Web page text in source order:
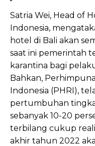
Satria Wei, Head of
Indonesia,
hotel di Bali akan
saat ini pemerintah
karantina bagi
Bahkan,
Indonesia (PHRI),
pertumbuhan
sebanyak 10-20
terbilang cukup
akhir tahun 2022